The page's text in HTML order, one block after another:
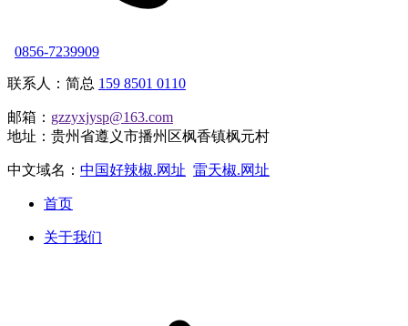
0856-7239909
联系人：简总 159 8501 0110
邮箱： gzzyxjysp@163.com
地址：贵州省遵义市播州区枫香镇枫元村
中文域名： 中国好辣椒.网址 雷天椒.网址
首页
关于我们